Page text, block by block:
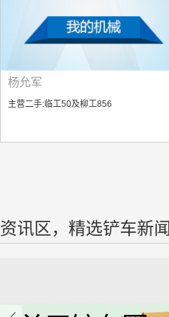
杨允军
主营二手:临工50及柳工856
资讯区，精选铲车新闻